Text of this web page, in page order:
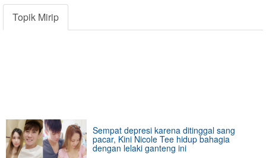
Topik Mirip
Sempat depresi karena ditinggal sang
pacar, Kini Nicole Tee hidup bahagia
dengan lelaki ganteng ini